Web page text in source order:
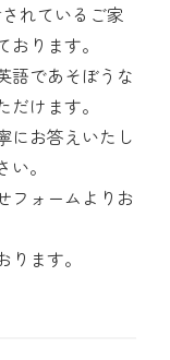
れているご家
ります。
語であそぼうな
けます。
にお答えいたし
。
フォームよりお
ます。